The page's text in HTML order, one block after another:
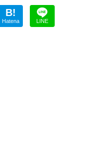
B!
Hatena LINE